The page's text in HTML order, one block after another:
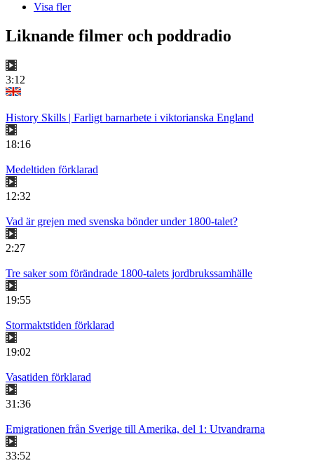
Visa fler
Liknande filmer och poddradio
3:12
History Skills | Farligt barnarbete i viktorianska England
18:16
Medeltiden förklarad
12:32
Vad är grejen med svenska bönder under 1800-talet?
2:27
Tre saker som förändrade 1800-talets jordbrukssamhälle
19:55
Stormaktstiden förklarad
19:02
Vasatiden förklarad
31:36
Emigrationen från Sverige till Amerika, del 1: Utvandrarna
33:52